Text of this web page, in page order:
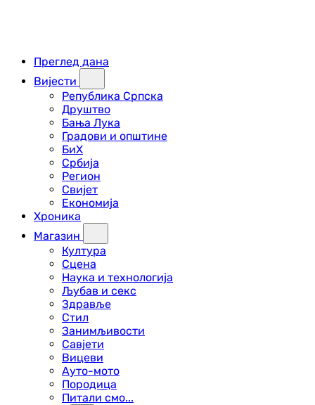
Преглед дана
Вијести
Република Српска
Друштво
Бања Лука
Градови и општине
БиХ
Србија
Регион
Свијет
Економија
Хроника
Магазин
Култура
Сцена
Наука и технологија
Љубав и секс
Здравље
Стил
Занимљивости
Савјети
Вицеви
Ауто-мото
Породица
Питали смо...